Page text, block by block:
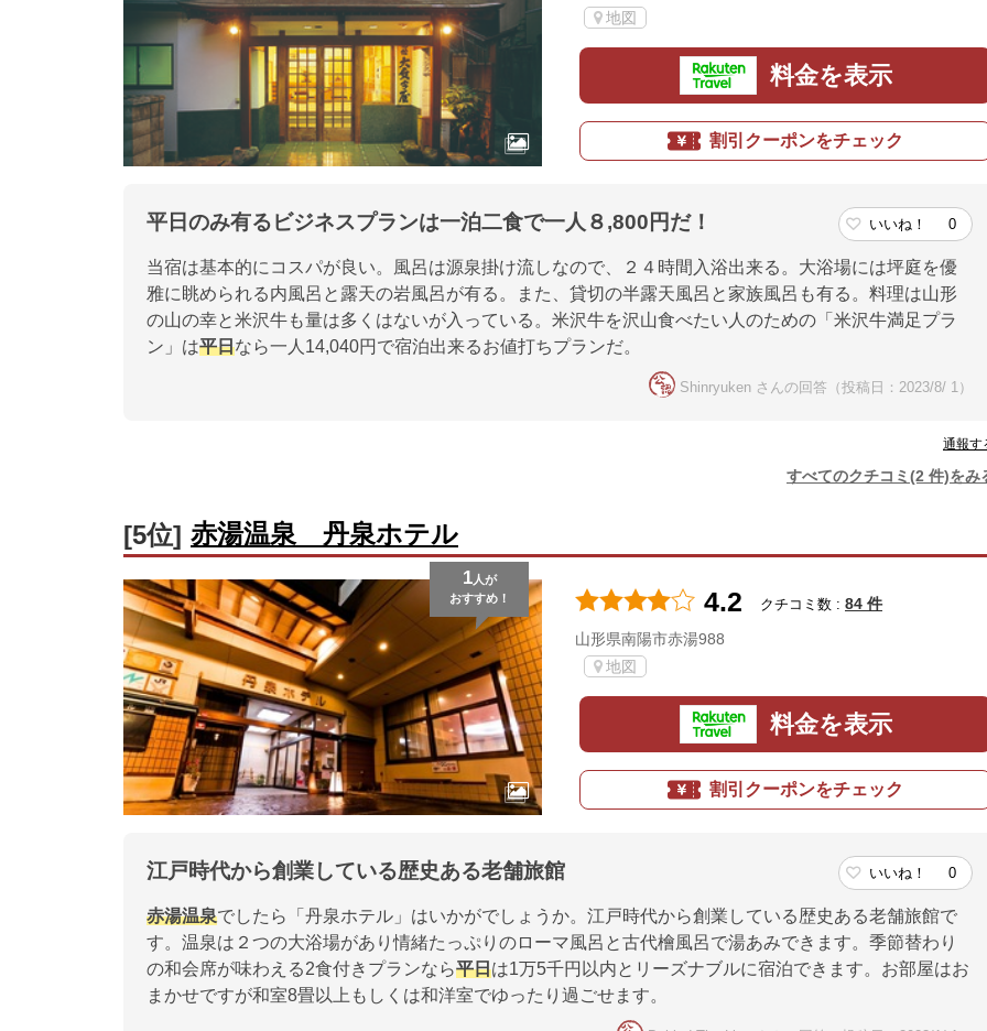
地図
料金を表示
割引クーポンをチェック
平日のみ有るビジネスプランは一泊二食で一人８,800円だ！ いいね！ 0
当宿は基本的にコスパが良い。風呂は源泉掛け流しなので、２４時間入浴出来る。大浴場には坪庭を優
雅に眺められる内風呂と露天の岩風呂が有る。また、貸切の半露天風呂と家族風呂も有る。料理は山形
の山の幸と米沢牛も量は多くはないが入っている。米沢牛を沢山食べたい人のための「米沢牛満足プラ
ン」は平日なら一人14,040円で宿泊出来るお値打ちプランだ。
Shinryuken さんの回答（投稿日：2023/8/ 1）
通報す
すべてのクチコミ(2 件)をみ
[5位] 赤湯温泉 丹泉ホテル
1人が
おすすめ！
4.2 クチコミ数 : 84 件
山形県南陽市赤湯988
地図
料金を表示
割引クーポンをチェック
江戸時代から創業している歴史ある老舗旅館 いいね！ 0
赤湯温泉でしたら「丹泉ホテル」はいかがでしょうか。江戸時代から創業している歴史ある老舗旅館で
す。温泉は２つの大浴場があり情緒たっぷりのローマ風呂と古代檜風呂で湯あみできます。季節替わり
の和会席が味わえる2食付きプランなら平日は1万5千円以内とリーズナブルに宿泊できます。お部屋はお
まかせですが和室8畳以上もしくは和洋室でゆったり過ごせます。